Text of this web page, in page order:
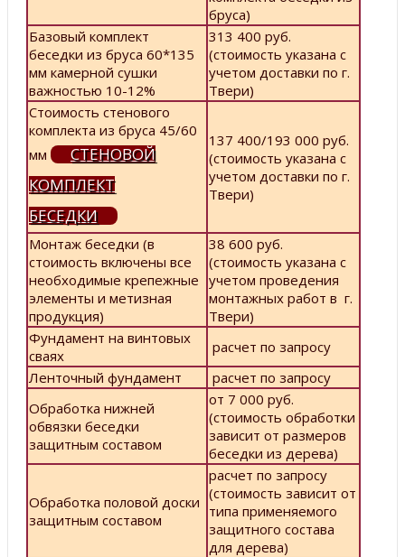
бруса)
Базовый комплект
беседки из бруса 60*135
мм камерной сушки
важностью 10-12%
313 400 руб.
(стоимость указана с
учетом доставки по г.
Твери)
Стоимость стенового
комплекта из бруса 45/60
мм
СТЕНОВОЙ
КОМПЛЕКТ
БЕСЕДКИ
137 400/193 000 руб.
(стоимость указана с
учетом доставки по г.
Твери)
Монтаж беседки (в
стоимость включены все
необходимые крепежные
элементы и метизная
продукция)
38 600 руб.
(стоимость указана с
учетом проведения
монтажных работ в г.
Твери)
Фундамент на винтовых
сваях
расчет по запросу
Ленточный фундамент
расчет по запросу
Обработка нижней
обвязки беседки
защитным составом
от 7 000 руб.
(стоимость обработки
зависит от размеров
беседки из дерева)
Обработка половой доски
защитным составом
расчет по запросу
(стоимость зависит от
типа применяемого
защитного состава
для дерева)